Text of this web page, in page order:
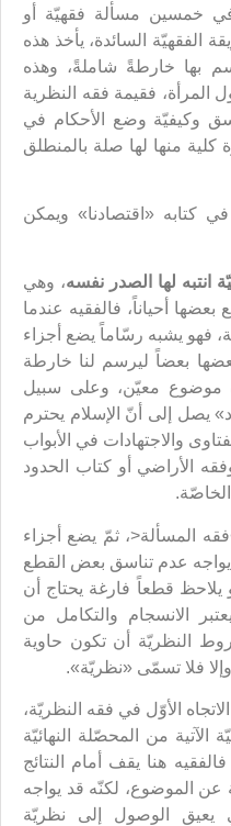
في خمسين مسألة فقهيّة أو
الفقهيّة السائدة، يأخذ هذه
بها خارطةً شاملةً، وهذه
المرأة، فقيمة فقه النظرية
وكيفيّة وضع الأحكام في
منها لها صلة بالمنطلق
كتابه «اقتصادنا» ويمكن
انتبه لها الصدر نفسه، وهي
بعضها أحياناً، فالفقيه عندما
فهو يشبه رسّاماً يضع أجزاء
بعضاً ليرسم لنا خارطة
موضوع معيّن، وعلى سبيل
يصل إلى أنّ الإسلام يحترم
والاجتهادات في الأبواب
الأراضي أو كتاب الحدود
المسألة<، ثمّ يضع أجزاء
عدم تناسق بعض القطع
يلاحظ قطعاً فارغة يحتاج أن
الانسجام والتكامل من
النظريّة أن تكون حاوية
فلا تسمّى «نظريّة».
الأوّل في فقه النظريّة،
الآتية من المحصّلة النهائيّة
هنا يقف أمام النتائج
الموضوع، لكنّه قد يواجه
يعيق الوصول إلى نظريّة